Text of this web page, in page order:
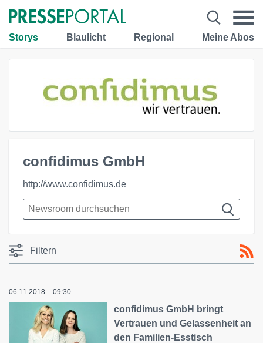
Storys Blaulicht Regional Meine Abos
confidimus GmbH
http://www.confidimus.de
Filtern
06.11.2018 – 09:30
confidimus GmbH bringt
Vertrauen und Gelassenheit an
den Familien-Esstisch